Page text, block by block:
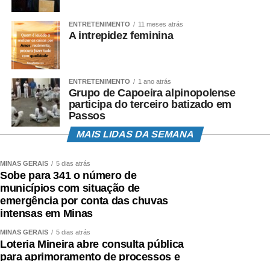
ENTRETENIMENTO 11 meses atrás
A intrepidez feminina
ENTRETENIMENTO 1 ano atrás
Grupo de Capoeira alpinopolense
participa do terceiro batizado em
Passos
MAIS LIDAS DA SEMANA
MINAS GERAIS 5 dias atrás
Sobe para 341 o número de
municípios com situação de
emergência por conta das chuvas
intensas em Minas
MINAS GERAIS 5 dias atrás
Loteria Mineira abre consulta pública
para aprimoramento de processos e